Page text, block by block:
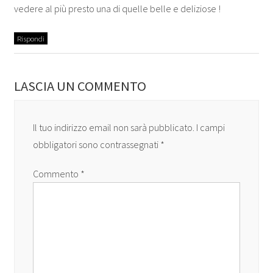
vedere al più presto una di quelle belle e deliziose !
Rispondi
LASCIA UN COMMENTO
Il tuo indirizzo email non sarà pubblicato. I campi
obbligatori sono contrassegnati *
Commento *